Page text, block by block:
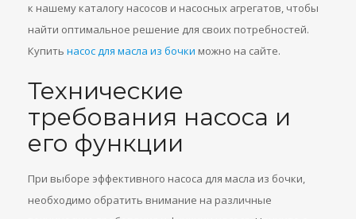
к нашему каталогу насосов и насосных агрегатов, чтобы
найти оптимальное решение для своих потребностей.
Купить насос для масла из бочки можно на сайте.
Технические
требования насоса и
его функции
При выборе эффективного насоса для масла из бочки,
необходимо обратить внимание на различные